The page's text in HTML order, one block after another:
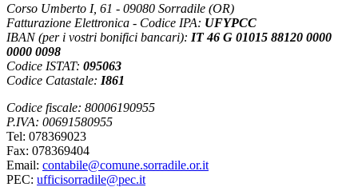
Corso Umberto I, 61 - 09080 Sorradile (OR)
Fatturazione Elettronica - Codice IPA: UFYPCC
IBAN (per i vostri bonifici bancari): IT 46 G 01015 88120 0000
0000 0098
Codice ISTAT: 095063
Codice Catastale: I861
Codice fiscale: 80006190955
P.IVA: 00691580955
Tel: 078369023
Fax: 078369404
Email: contabile@comune.sorradile.or.it
PEC: ufficisorradile@pec.it